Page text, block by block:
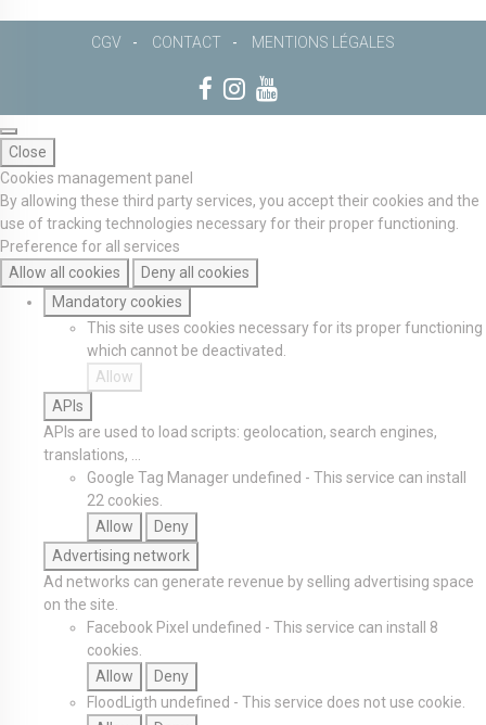
CGV CONTACT MENTIONS LÉGALES
Close
Cookies management panel
By allowing these third party services, you accept their cookies and the
use of tracking technologies necessary for their proper functioning.
Preference for all services
Allow all cookies
Deny all cookies
Mandatory cookies
This site uses cookies necessary for its proper functioning
which cannot be deactivated.
Allow
APIs
APIs are used to load scripts: geolocation, search engines,
translations, ...
Google Tag Manager undefined - This service can install
22 cookies.
Allow
Deny
Advertising network
Ad networks can generate revenue by selling advertising space
on the site.
Facebook Pixel undefined - This service can install 8
cookies.
Allow
Deny
FloodLigth undefined - This service does not use cookie.